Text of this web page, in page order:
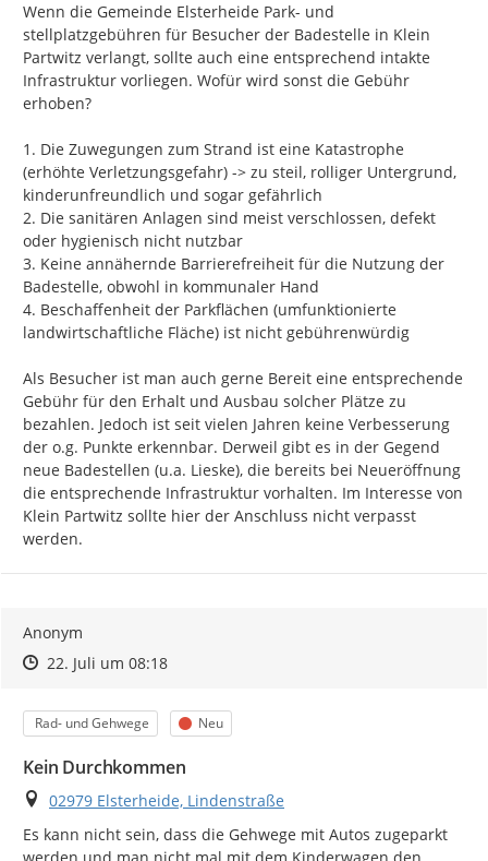
Wenn die Gemeinde Elsterheide Park- und
stellplatzgebühren für Besucher der Badestelle in Klein
Partwitz verlangt, sollte auch eine entsprechend intakte
Infrastruktur vorliegen. Wofür wird sonst die Gebühr
erhoben?
1. Die Zuwegungen zum Strand ist eine Katastrophe
(erhöhte Verletzungsgefahr) -> zu steil, rolliger Untergrund,
kinderunfreundlich und sogar gefährlich
2. Die sanitären Anlagen sind meist verschlossen, defekt
oder hygienisch nicht nutzbar
3. Keine annähernde Barrierefreiheit für die Nutzung der
Badestelle, obwohl in kommunaler Hand
4. Beschaffenheit der Parkflächen (umfunktionierte
landwirtschaftliche Fläche) ist nicht gebührenwürdig
Als Besucher ist man auch gerne Bereit eine entsprechende
Gebühr für den Erhalt und Ausbau solcher Plätze zu
bezahlen. Jedoch ist seit vielen Jahren keine Verbesserung
der o.g. Punkte erkennbar. Derweil gibt es in der Gegend
neue Badestellen (u.a. Lieske), die bereits bei Neueröffnung
die entsprechende Infrastruktur vorhalten. Im Interesse von
Klein Partwitz sollte hier der Anschluss nicht verpasst
werden.
Anonym
Zeitpunkt des Erstellens
Zeitpunkt des Erstellens
22. Juli um 08:18Zur Äußerung
Kategorie
Rad- und Gehwege Status
Neu
Kein Durchkommen
Ort
02979 Elsterheide, Lindenstraße
Es kann nicht sein, dass die Gehwege mit Autos zugeparkt